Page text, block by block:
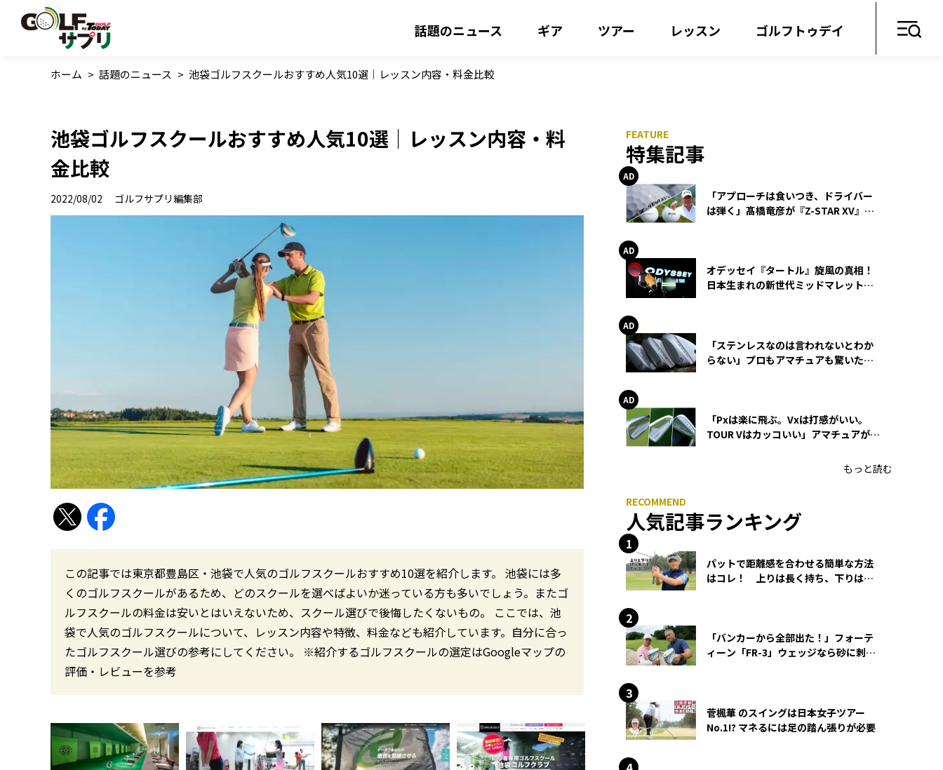
話題のニュース ギア ツアー レッスン ゴルフトゥデイ
ホーム > 話題のニュース > 池袋ゴルフスクールおすすめ人気10選｜レッスン内容・料金比較
池袋ゴルフスクールおすすめ人気10選｜レッスン内容・料
金比較
2022/08/02 ゴルフサプリ編集部
この記事では東京都豊島区・池袋で人気のゴルフスクールおすすめ10選を紹介します。 池袋には多
くのゴルフスクールがあるため、どのスクールを選べばよいか迷っている方も多いでしょう。またゴ
ルフスクールの料金は安いとはいえないため、スクール選びで後悔したくないもの。 ここでは、池
袋で人気のゴルフスクールについて、レッスン内容や特徴、料金なども紹介しています。自分に合っ
たゴルフスクール選びの参考にしてください。 ※紹介するゴルフスクールの選定はGoogleマップの
評価・レビューを参考
特集記事
「アプローチは食いつき、ドライバー
は弾く」髙橋竜彦が『Z-STAR XV』を
オデッセイ『タートル』旋風の真相！
日本生まれの新世代ミッドマレットが
「ステンレスなのは言われないとわか
らない」プロもアマチュアも驚いた
「Pxは楽に飛ぶ。Vxは打感がいい。
TOUR Vはカッコいい」アマチュアが選
もっと読む
人気記事ランキング
パットで距離感を合わせる簡単な方法
はコレ！ 上りは長く持ち、下りは短
「バンカーから全部出た！」フォーテ
ィーン「FR-3」ウェッジなら砂に刺さ
菅楓華 のスイングは日本女子ツアー
No.1!? マネるには足の踏ん張りが必要